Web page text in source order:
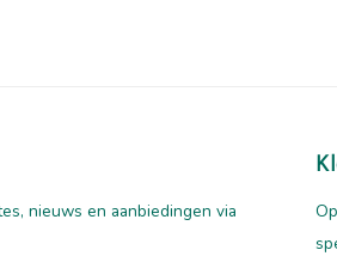
nieuws en aanbiedingen via